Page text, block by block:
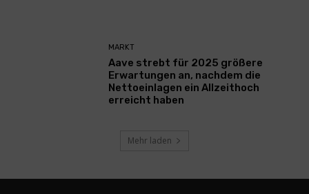
MARKT
Aave strebt für 2025 größere
Erwartungen an, nachdem die
Nettoeinlagen ein Allzeithoch
erreicht haben
Mehr laden